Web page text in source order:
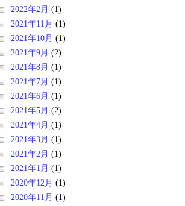
2022年2月 (1)
2021年11月 (1)
2021年10月 (1)
2021年9月 (2)
2021年8月 (1)
2021年7月 (1)
2021年6月 (1)
2021年5月 (2)
2021年4月 (1)
2021年3月 (1)
2021年2月 (1)
2021年1月 (1)
2020年12月 (1)
2020年11月 (1)